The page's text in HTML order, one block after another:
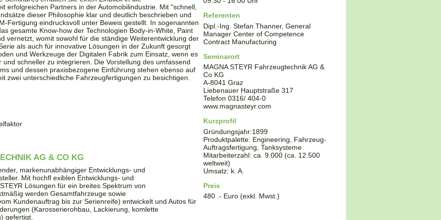
erfolgreichen Partners in der Automobilindustrie. Mit "schnell,
dieser Philosophie klar und deutlich beschrieben und
Fertigung eindrucksvoll unter Beweis gestellt. In sogenannten
gesamte Know-how der Technologien Body-in-White, Paint
vernetzt, womit sowohl für die ständige Weiterentwicklung der
als auch für innovative Lösungen in der Zukunft gesorgt
und Werkzeuge der Digitalen Fabrik zum Einsatz, wenn es
schneller zu integrieren. Die Vorstellung des umfassend
und dessen praxisbezogene Einführung stehen ebenso auf
zwei unterschiedliche Fahrzeugfertigungen zu besichtigen.
AG & CO KG
markenunabhängiger Entwicklungs- und
Mit hochfl exiblen Entwicklungs- und
Lösungen für ein breites Spektrum von
werden Gesamtfahrzeuge sowie
Kundenauftrag bis zur Serienreife) entwickelt und Autos für
(Karosserierohbau, Lackierung, komlette
gefertigt.
Referenten
Dipl.-Ing. Stefan Thanner, General
Manager Center of Competence
Contract Manufacturing
Seminarort
MAGNA STEYR Fahrzeugtechnik AG &
Co KG
A-8041 Graz
Liebenauer Hauptstraße 317
Telefon0316/ 404-0
www.magnasteyr.com
Kurzprofil
Gründungsjahr:1899
Produktpalette: Engineering, Fahrzeug-
Auftragsfertigung, Tanksysteme
Mitarbeiterzahl: ca. 9.000 (ca. 12.500
weltweit)
Umsatz: k. A.
Preis
480 .- Euro (exkl. Mwst.)